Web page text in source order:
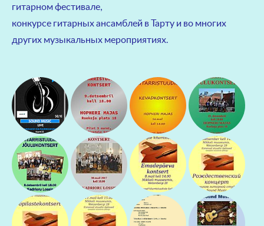
гитарном фестивале,
конкурсе гитарных ансамблей в Тарту и во многих
других музыкальных мероприятиях.